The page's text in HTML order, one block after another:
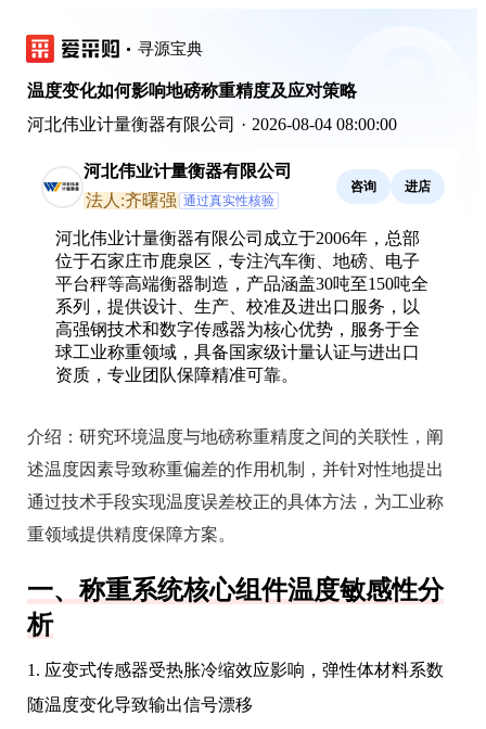
寻源宝典
温度变化如何影响地磅称重精度及应对策略
河北伟业计量衡器有限公司 · 2026-08-04 08:00:00
河北伟业计量衡器有限公司
法人:齐曙强 通过真实性核验
咨询 进店
河北伟业计量衡器有限公司成立于2006年，总部
位于石家庄市鹿泉区，专注汽车衡、地磅、电子
平台秤等高端衡器制造，产品涵盖30吨至150吨全
系列，提供设计、生产、校准及进出口服务，以
高强钢技术和数字传感器为核心优势，服务于全
球工业称重领域，具备国家级计量认证与进出口
资质，专业团队保障精准可靠。
介绍： 研究环境温度与地磅称重精度之间的关联性，阐
述温度因素导致称重偏差的作用机制，并针对性地提出
通过技术手段实现温度误差校正的具体方法，为工业称
重领域提供精度保障方案。
一、称重系统核心组件温度敏感性分
析
1. 应变式传感器受热胀冷缩效应影响，弹性体材料系数
随温度变化导致输出信号漂移